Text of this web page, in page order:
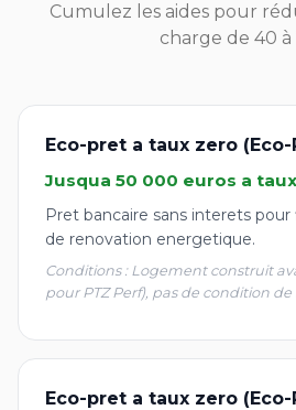
Cumulez les aides pour
charge de 40 à
Eco-pret a taux zero (Eco-
Jusqua 50 000 euros a
Pret bancaire sans interets
de renovation energetique.
Conditions : Logement construit
pour PTZ Perf), pas de condition de
Eco-pret a taux zero (Eco-